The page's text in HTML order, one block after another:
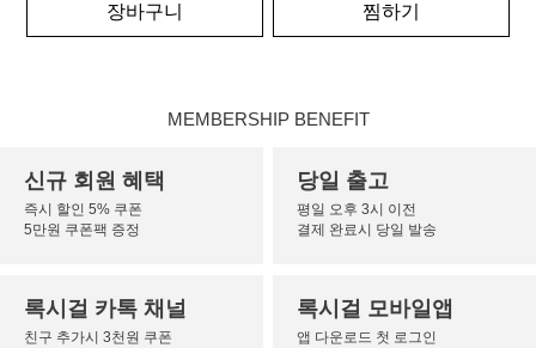
장바구니 찜하기
MEMBERSHIP BENEFIT
신규 회원 혜택
즉시 할인 5% 쿠폰
5만원 쿠폰팩 증정
당일 출고
평일 오후 3시 이전
결제 완료시 당일 발송
록시걸 카톡 채널
친구 추가시 3천원 쿠폰
록시걸 모바일앱
앱 다운로드 첫 로그인